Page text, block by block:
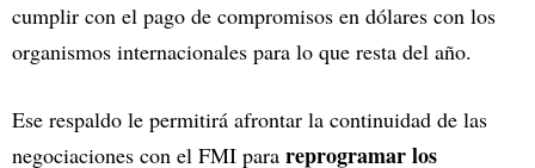
cumplir con el pago de compromisos en dólares con los
organismos internacionales para lo que resta del año.
Ese respaldo le permitirá afrontar la continuidad de las
negociaciones con el FMI para reprogramar los